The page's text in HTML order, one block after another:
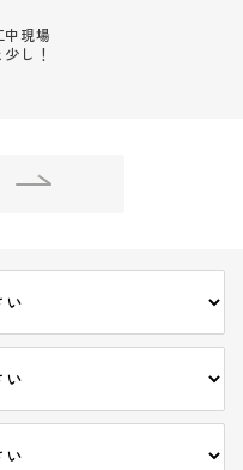
中現場
し！